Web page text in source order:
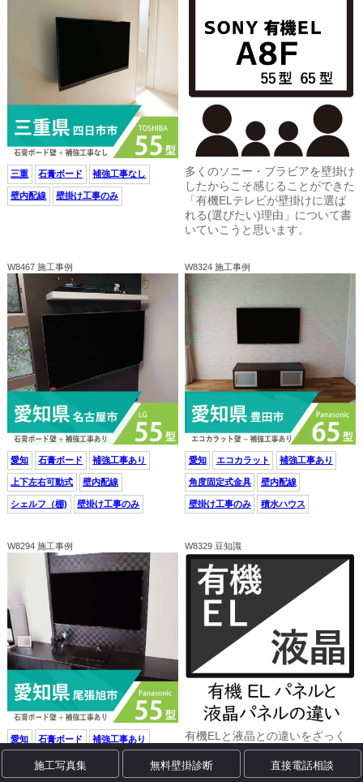
三重 石膏ボード 補強工事なし
壁内配線 壁掛け工事のみ
多くのソニー・ブラビアを壁掛け
したからこそ感じることができた
「有機ELテレビが壁掛けに選ば
れる(選びたい)理由」について書
いていこうと思います。
W8467 施工事例
愛知 石膏ボード 補強工事あり
上下左右可動式 壁内配線
シェルフ（棚) 壁掛け工事のみ
W8324 施工事例
愛知 エコカラット 補強工事あり
角度固定式金具 壁内配線
壁掛け工事のみ 積水ハウス
W8294 施工事例
愛知 石膏ボード 補強工事あり
角度固定式金具 壁内配線
W8329 豆知識
有機ELと液晶との違いをざっく
りと説明。ビルのイルミネーショ
ンをイメージすると違いが分かり
施工写真集 無料壁掛診断 直接電話相談